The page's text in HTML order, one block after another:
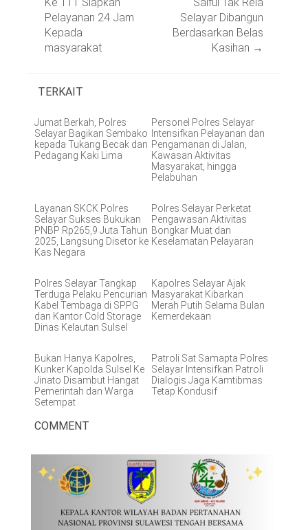
Pelayanan 24 Jam
Kepada
masyarakat
Selayar Dibangun
Berdasarkan Belas
Kasihan →
TERKAIT
Jumat Berkah, Polres
Selayar Bagikan Sembako
kepada Tukang Becak dan
Pedagang Kaki Lima
Personel Polres Selayar
Intensifkan Pelayanan dan
Pengamanan di Jalan,
Kawasan Aktivitas
Masyarakat, hingga
Pelabuhan
Layanan SKCK Polres
Selayar Sukses Bukukan
PNBP Rp265,9 Juta Tahun
2025, Langsung Disetor ke
Kas Negara
Polres Selayar Perketat
Pengawasan Aktivitas
Bongkar Muat dan
Keselamatan Pelayaran
Polres Selayar Tangkap
Terduga Pelaku Pencurian
Kabel Tembaga di SPPG
dan Kantor Cold Storage
Dinas Kelautan Sulsel
Kapolres Selayar Ajak
Masyarakat Kibarkan
Merah Putih Selama Bulan
Kemerdekaan
Bukan Hanya Kapolres,
Kunker Kapolda Sulsel Ke
Jinato Disambut Hangat
Pemerintah dan Warga
Setempat
Patroli Sat Samapta Polres
Selayar Intensifkan Patroli
Dialogis Jaga Kamtibmas
Tetap Kondusif
COMMENT